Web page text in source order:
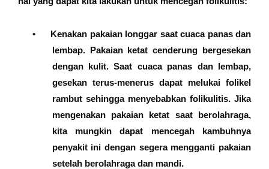
•
Kenakan pakaian longgar saat cuaca panas dan
lembap. Pakaian ketat cenderung bergesekan
dengan kulit. Saat cuaca panas dan lembap,
gesekan terus-menerus dapat melukai folikel
rambut sehingga menyebabkan folikulitis. Jika
mengenakan pakaian ketat saat berolahraga,
kita mungkin dapat mencegah kambuhnya
penyakit ini dengan segera mengganti pakaian
setelah berolahraga dan mandi.